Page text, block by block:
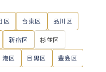
区 台東区 品川区
新宿区 杉並区
港区 目黒区 豊島区